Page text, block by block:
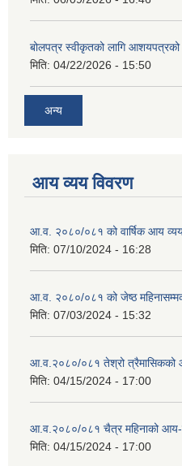
बोलपत्र स्वीकृतको लागि
मिति: 04/22/2026 - 15:50
अन्य
आय व्यय विवरण
आ.व. २०८०/०८१ को वार्षिक आय
मिति: 07/10/2024 - 16:28
आ.व. २०८०/०८१ को जेष्ठ
मिति: 07/03/2024 - 15:32
आ.व.२०८०/०८१ तेश्रो त्रैमासिकको
मिति: 04/15/2024 - 17:00
आ.व.२०८०/०८१ चैत्र महिनाको आय-
मिति: 04/15/2024 - 17:00